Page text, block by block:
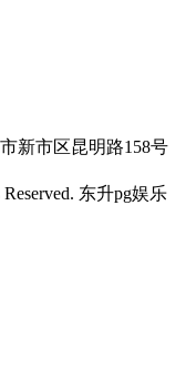
新市区昆明路158号
东升pg娱乐